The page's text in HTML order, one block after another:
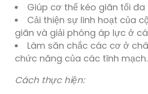
Giúp cơ thể kéo giãn tối đa
Cải thiện sự linh hoạt của
giãn và giải phóng áp lực ở
Làm săn chắc các cơ ở
chức năng của các tĩnh mạch.
Cách thực hiện: